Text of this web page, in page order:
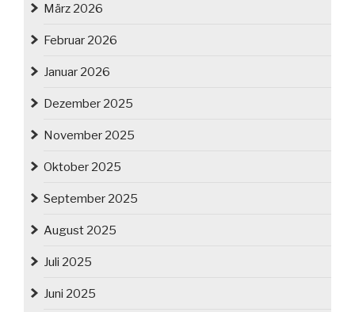
März 2026
Februar 2026
Januar 2026
Dezember 2025
November 2025
Oktober 2025
September 2025
August 2025
Juli 2025
Juni 2025